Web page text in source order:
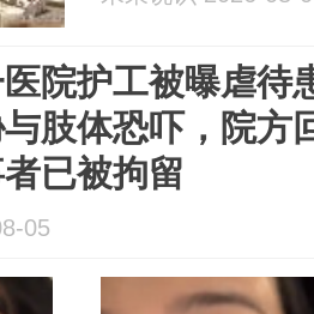
院护工被曝虐待
肢体恐吓，院方
已被拘留
05